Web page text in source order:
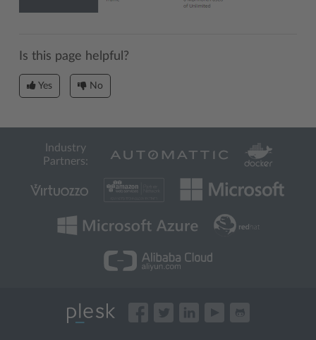
Is this page helpful?
Yes No
Industry
Partners: